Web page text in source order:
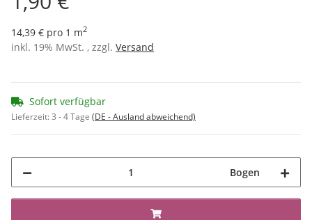
14,39 € pro 1 m2
inkl. 19% MwSt. , zzgl. Versand
Sofort verfügbar
Lieferzeit:3 - 4 Tage (DE - Ausland abweichend)
Bogen